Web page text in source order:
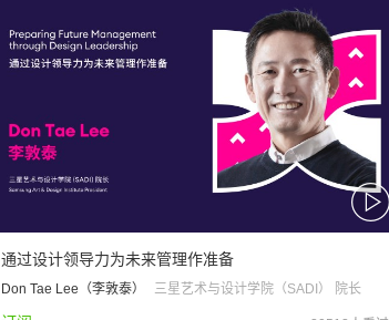
通过设计领导力为未来管理作准备
Don Tae Lee（李敦泰） 三星艺术与设计学院（SADI） 院长